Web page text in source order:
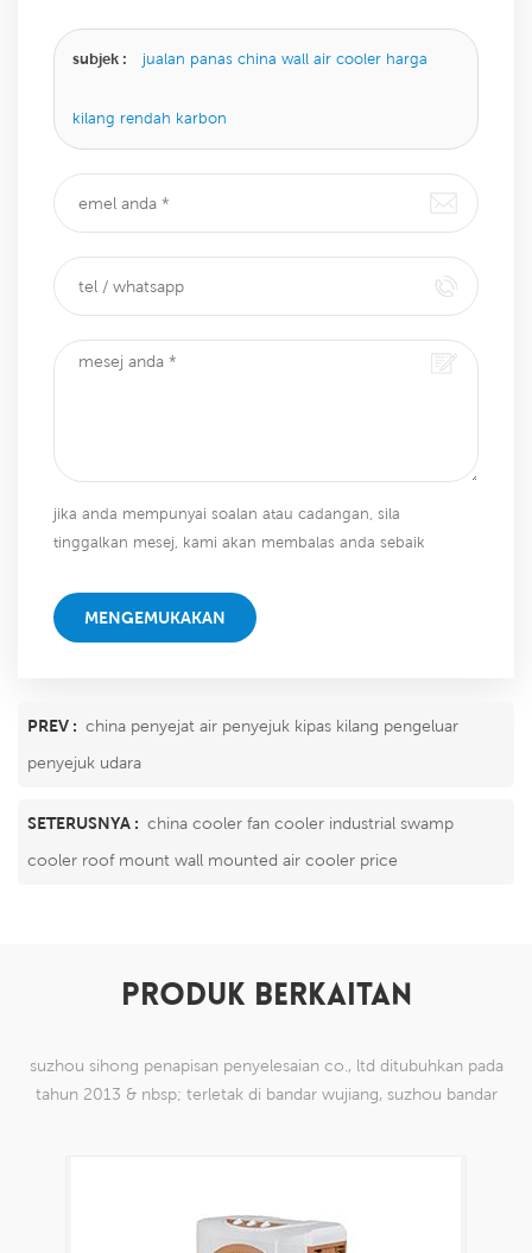
subjek : jualan panas china wall air cooler harga
kilang rendah karbon
jika anda mempunyai soalan atau cadangan, sila
tinggalkan mesej, kami akan membalas anda sebaik
MENGEMUKAKAN
PREV : china penyejat air penyejuk kipas kilang pengeluar
penyejuk udara
SETERUSNYA : china cooler fan cooler industrial swamp
cooler roof mount wall mounted air cooler price
PRODUK BERKAITAN
suzhou sihong penapisan penyelesaian co., ltd ditubuhkan pada
tahun 2013 & nbsp; terletak di bandar wujiang, suzhou bandar